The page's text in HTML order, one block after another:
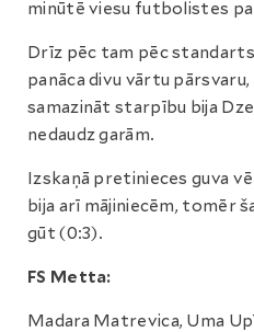
minūtē viesu futbolistes
Drīz pēc tam pēc
panāca divu vārtu
samazināt starpību bija
nedaudz garām.
Izskaņā pretinieces guva
bija arī mājiniecēm, tomēr
gūt (0:3).
FS Metta:
Madara Matrevica, Uma